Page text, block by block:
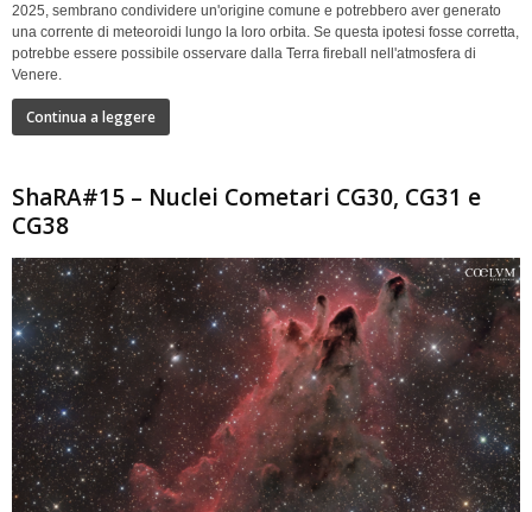
2025, sembrano condividere un'origine comune e potrebbero aver generato
una corrente di meteoroidi lungo la loro orbita. Se questa ipotesi fosse corretta,
potrebbe essere possibile osservare dalla Terra fireball nell'atmosfera di
Venere.
Continua a leggere
ShaRA#15 – Nuclei Cometari CG30, CG31 e
CG38